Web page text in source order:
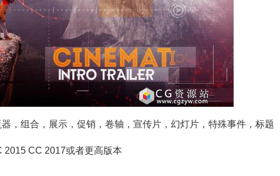
，组合，展示，促销，卷轴，宣传片，幻灯片，特殊事件，标题
2015 CC 2017或者更高版本